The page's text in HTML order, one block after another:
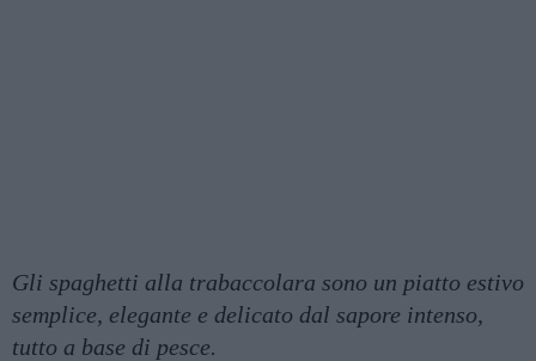
Gli spaghetti alla trabaccolara sono un piatto estivo
semplice, elegante e delicato dal sapore intenso,
tutto a base di pesce.